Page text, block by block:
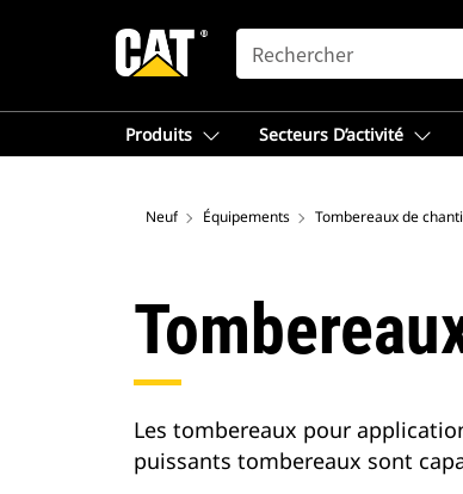
SEARCH
Produits Secteurs D’activité
Neuf Équipements Tombereaux de
Les tombereaux pour
puissants tombereaux sont